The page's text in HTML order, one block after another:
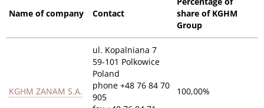
Name of company Contact
share of KGHM
Group
KGHM ZANAM S.A.
ul. Kopalniana 7
59-101 Polkowice
Poland
phone +48 76 84 70
905
100,00%